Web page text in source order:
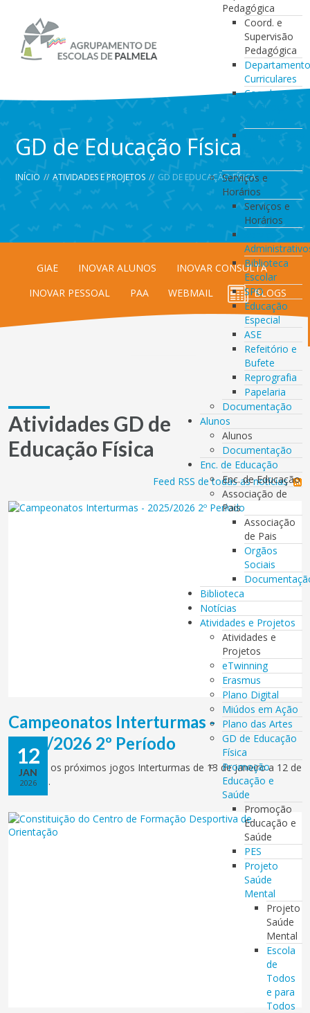
Pedagógica
Coord. e
Supervisão
Pedagógica
Curriculares
Coordenação
da Direção
de Turma
Coordenação
de
Serviços e
Horários
Serviços e
Horários
Serviços
Biblioteca
Escolar
SPO
Educação
Especial
ASE
Refeitório e
Bufete
Reprografia
Papelaria
Documentação
Alunos
Alunos
Documentação
Enc. de Educação
Enc. de Educação
Associação de
Pais
Associação
de Pais
Orgãos
Sociais
Biblioteca
Notícias
Atividades e Projetos
Atividades e
Projetos
eTwinning
Erasmus
Plano Digital
Miúdos em Ação
Plano das Artes
GD de Educação
Física
Promoção
Educação e
Saúde
Promoção
Educação e
Saúde
PES
Projeto
Saúde
Mental
Projeto
Saúde
Mental
Escola
de
Todos
e para
Todos
GD de Educação Física
INÍCIO // ATIVIDADES E PROJETOS // GD DE EDUCAÇÃO FÍSICA
GIAE INOVAR ALUNOS
INOVAR CONSULTA
INOVAR PESSOAL
PAA WEBMAIL BLOGS
Atividades GD de
Educação Física
Feed RSS de todas as notícias
12
JAN
2026
Campeonatos Interturmas -
2025/2026 2º Período
Consulte os próximos jogos Interturmas de 13 de janeiro a 12 de
fevereiro.